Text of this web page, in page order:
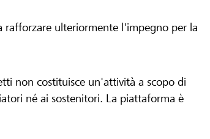
rafforzare ulteriormente l'impegno per la
non costituisce un'attività a scopo di
né ai sostenitori. La piattaforma è